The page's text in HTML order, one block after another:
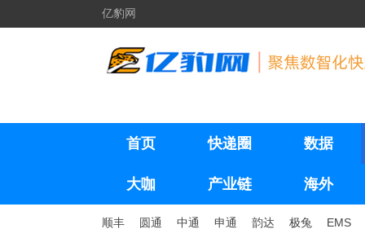
亿豹网
首页 快递圈 数据
大咖 产业链 海外
顺丰 圆通 中通 申通 韵达 极兔 EMS